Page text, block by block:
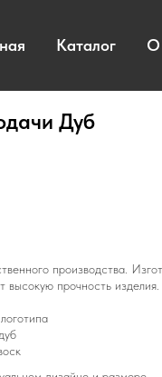
Каталог О
Дуб
производства.
высокую прочность